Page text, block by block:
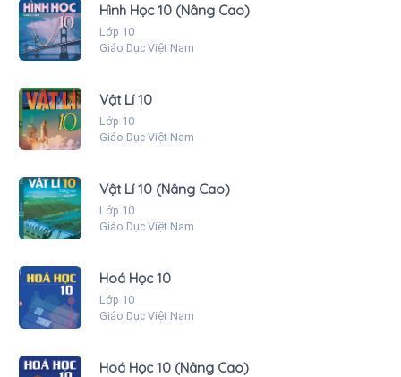
Hình Học 10 (Nâng Cao)
Lớp 10
Giáo Dục Việt Nam
Vật Lí 10
Lớp 10
Giáo Dục Việt Nam
Vật Lí 10 (Nâng Cao)
Lớp 10
Giáo Dục Việt Nam
Hoá Học 10
Lớp 10
Giáo Dục Việt Nam
Hoá Học 10 (Nâng Cao)